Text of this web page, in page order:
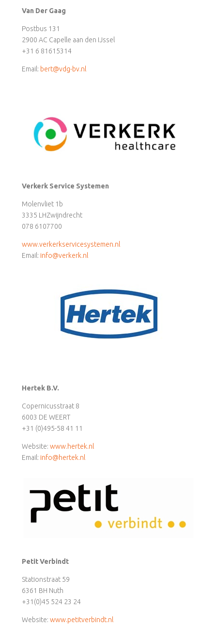
Van Der Gaag
Postbus 131
2900 AC Capelle aan den IJssel
+31 6 81615314
Email: bert@vdg-bv.nl
Verkerk Service Systemen
Molenvliet 1b
3335 LHZwijndrecht
078 6107700
www.verkerkservicesystemen.nl
Email: info@verkerk.nl
Hertek B.V.
Copernicusstraat 8
6003 DE WEERT
+31 (0)495-58 41 11
Website: www.hertek.nl
Email: info@hertek.nl
Petit Verbindt
Stationstraat 59
6361 BH Nuth
+31(0)45 524 23 24
Website: www.petitverbindt.nl